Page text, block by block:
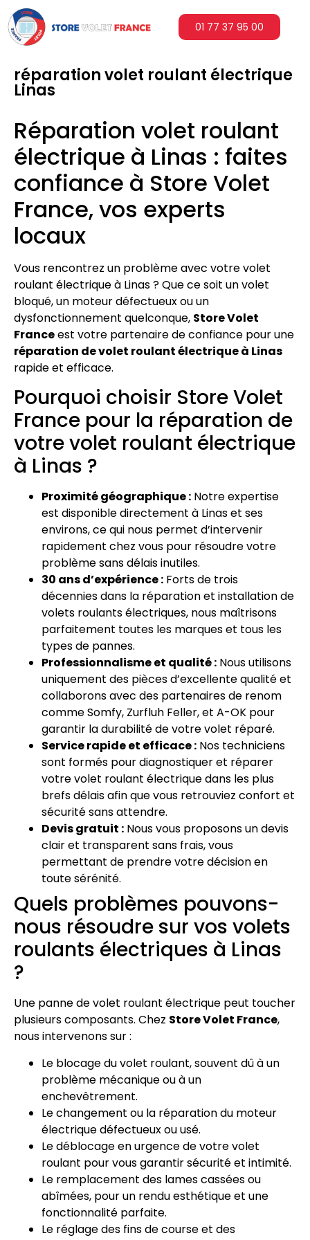
01 77 37 95 00
réparation volet roulant électrique
Linas
Réparation volet roulant
électrique à Linas : faites
confiance à Store Volet
France, vos experts
locaux
Vous rencontrez un problème avec votre volet
roulant électrique à Linas ? Que ce soit un volet
bloqué, un moteur défectueux ou un
dysfonctionnement quelconque, Store Volet
Franceest votre partenaire de confiance pour une
réparation de volet roulant électrique à Linas
rapide et efficace.
Pourquoi choisir Store Volet
France pour la réparation de
votre volet roulant électrique
à Linas ?
Proximité géographique : Notre expertise
est disponible directement à Linas et ses
environs, ce qui nous permet d’intervenir
rapidement chez vous pour résoudre votre
problème sans délais inutiles.
30 ans d’expérience : Forts de trois
décennies dans la réparation et installation de
volets roulants électriques, nous maîtrisons
parfaitement toutes les marques et tous les
types de pannes.
Professionnalisme et qualité : Nous utilisons
uniquement des pièces d’excellente qualité et
collaborons avec des partenaires de renom
comme Somfy, Zurfluh Feller, et A-OK pour
garantir la durabilité de votre volet réparé.
Service rapide et efficace : Nos techniciens
sont formés pour diagnostiquer et réparer
votre volet roulant électrique dans les plus
brefs délais afin que vous retrouviez confort et
sécurité sans attendre.
Devis gratuit : Nous vous proposons un devis
clair et transparent sans frais, vous
permettant de prendre votre décision en
toute sérénité.
Quels problèmes pouvons-
nous résoudre sur vos volets
roulants électriques à Linas
?
Une panne de volet roulant électrique peut toucher
plusieurs composants. Chez Store Volet France,
nous intervenons sur :
Le blocage du volet roulant, souvent dû à un
problème mécanique ou à un
enchevêtrement.
Le changement ou la réparation du moteur
électrique défectueux ou usé.
Le déblocage en urgence de votre volet
roulant pour vous garantir sécurité et intimité.
Le remplacement des lames cassées ou
abîmées, pour un rendu esthétique et une
fonctionnalité parfaite.
Le réglage des fins de course et des